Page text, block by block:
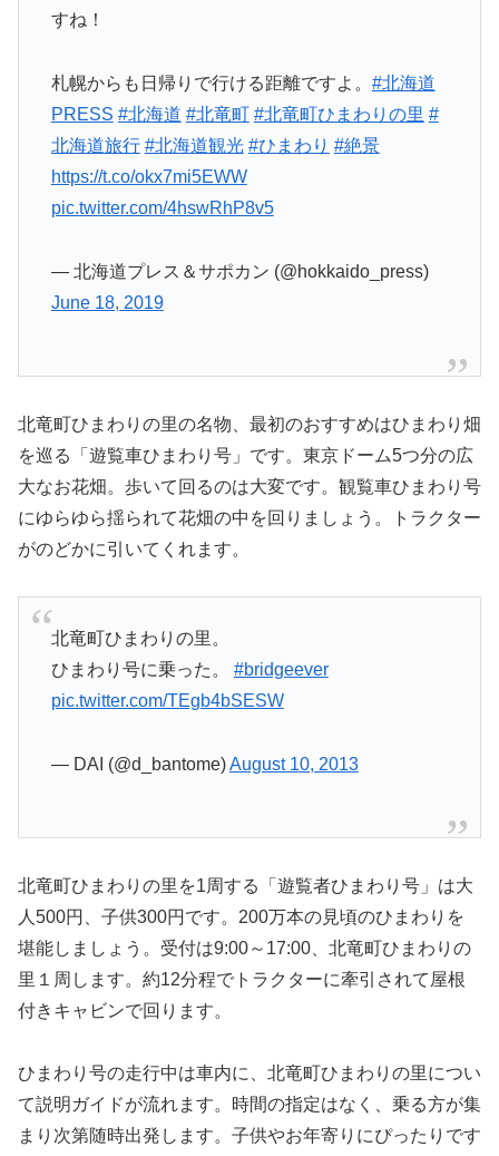
すね！
札幌からも日帰りで行ける距離ですよ。 #北海道
PRESS #北海道 #北竜町 #北竜町ひまわりの里 #
北海道旅行 #北海道観光 #ひまわり #絶景
https://t.co/okx7mi5EWW
pic.twitter.com/4hswRhP8v5
— 北海道プレス＆サポカン (@hokkaido_press)
June 18, 2019
北竜町ひまわりの里の名物、最初のおすすめはひまわり畑
を巡る「遊覧車ひまわり号」です。東京ドーム5つ分の広
大なお花畑。歩いて回るのは大変です。観覧車ひまわり号
にゆらゆら揺られて花畑の中を回りましょう。トラクター
がのどかに引いてくれます。
北竜町ひまわりの里。
ひまわり号に乗った。 #bridgeever
pic.twitter.com/TEgb4bSESW
— DAI (@d_bantome)August 10, 2013
北竜町ひまわりの里を1周する「遊覧者ひまわり号」は大
人500円、子供300円です。200万本の見頃のひまわりを
堪能しましょう。受付は9:00～17:00、北竜町ひまわりの
里１周します。約12分程でトラクターに牽引されて屋根
付きキャビンで回ります。
ひまわり号の走行中は車内に、北竜町ひまわりの里につい
て説明ガイドが流れます。時間の指定はなく、乗る方が集
まり次第随時出発します。子供やお年寄りにぴったりです